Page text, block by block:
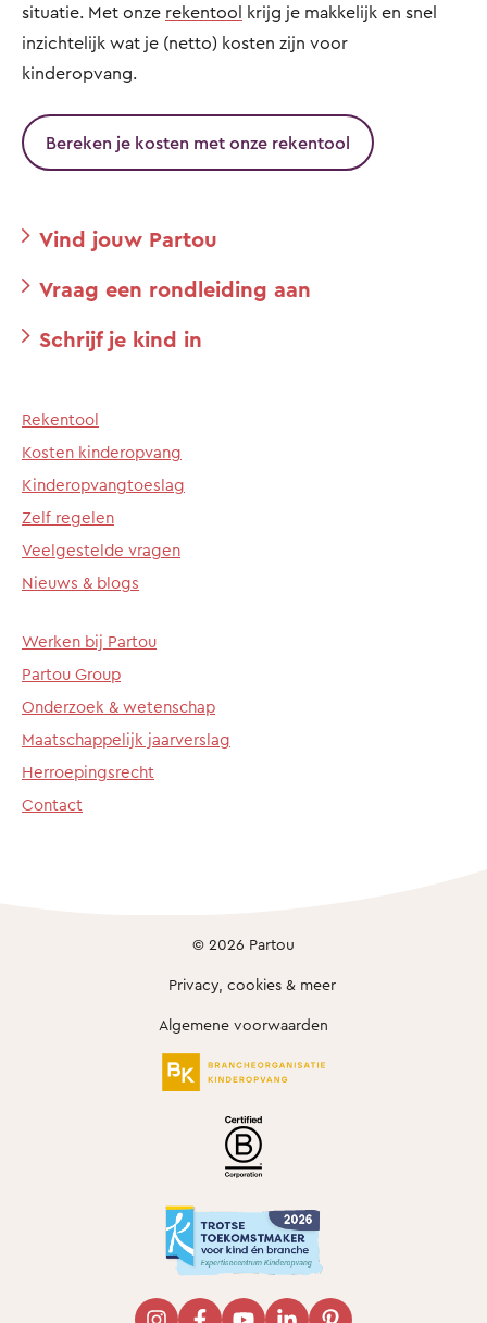
situatie. Met onze rekentool krijg je makkelijk en snel
inzichtelijk wat je (netto) kosten zijn voor
kinderopvang.
Bereken je kosten met onze rekentool
Vind jouw Partou
Vraag een rondleiding aan
Schrijf je kind in
Rekentool
Kosten kinderopvang
Kinderopvangtoeslag
Zelf regelen
Veelgestelde vragen
Nieuws & blogs
Werken bij Partou
Partou Group
Onderzoek & wetenschap
Maatschappelijk jaarverslag
Herroepingsrecht
Contact
© 2026 Partou
Privacy, cookies & meer
Algemene voorwaarden